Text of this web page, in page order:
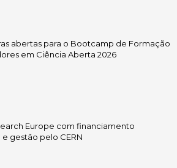
abertas para o Bootcamp de Formação
em Ciência Aberta 2026
Europe com financiamento
gestão pelo CERN